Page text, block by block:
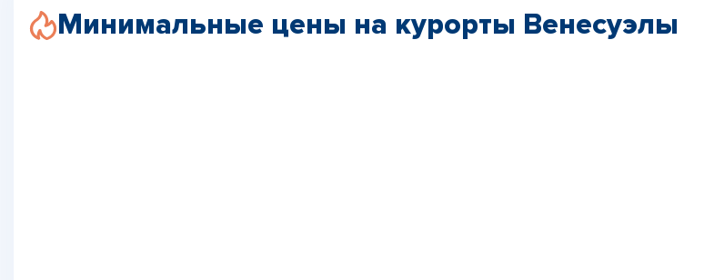
Минимальные цены на курорты Венесуэлы